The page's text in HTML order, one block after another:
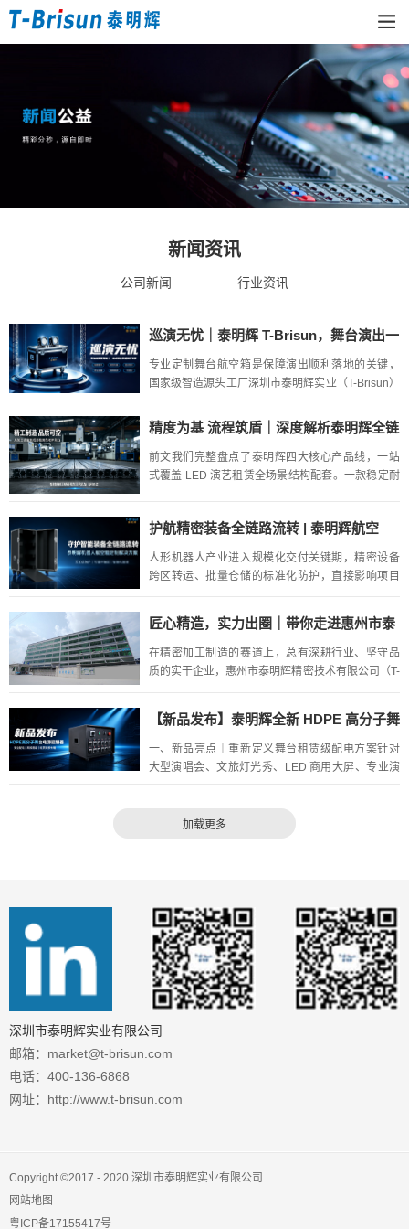
新闻资讯
公司新闻 行业资讯
巡演无忧｜泰明辉 T-Brisun，舞台演出一
站式设备转运防护专家
专业定制舞台航空箱是保障演出顺利落地的关键，
国家级智造源头工厂深圳市泰明辉实业（T-Brisun）
站式解决方案，为各类贵重演艺设备定制专属防护
铠甲。
精度为基 流程筑盾｜深度解析泰明辉全链
路标准化生产工艺，读懂 LED 结构件品
质底气
前文我们完整盘点了泰明辉四大核心产品线，一站
式覆盖 LED 演艺租赁全场景结构配套。一款稳定耐
家走进惠州市泰明辉...
护航精密装备全链路流转 | 泰明辉航空
箱，为机器人企业筑牢量产储运屏障
人形机器人产业进入规模化交付关键期，精密设备
跨区转运、批量仓储的标准化防护，直接影响项目
维的储运痛点，可联系我们，免费获取全场景防护
方案定制评估，携手打通智...
匠心精造，实力出圈｜带你走进惠州市泰
明辉精密技术有限公司
在精密加工制造的赛道上，总有深耕行业、坚守品
质的实干企业，惠州市泰明辉精密技术有限公司（T-
球客户提供一站...
【新品发布】泰明辉全新 HDPE 高分子舞
台电源控制器配电柜，为演艺行业大功率
配电赋能
一、新品亮点｜重新定义舞台租赁级配电方案针对
大型演唱会、文旅灯光秀、LED 商用大屏、专业演
柜。整机集成总路配...
深圳市泰明辉实业有限公司
邮箱：market@t-brisun.com
电话：400-136-6868
网址：http://www.t-brisun.com
Copyright ©2017 - 2020 深圳市泰明辉实业有限公司
网站地图
粤ICP备17155417号